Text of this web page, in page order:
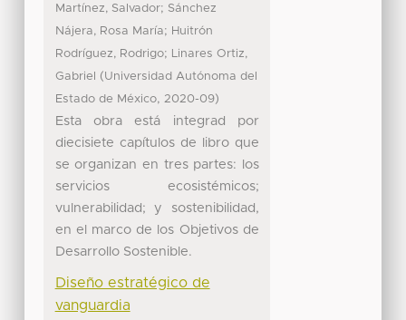
Martínez, Salvador; Sánchez
Nájera, Rosa María; Huitrón
Rodríguez, Rodrigo;
Linares Ortiz,
Gabriel
(Universidad Autónoma del
Estado de México, 2020-09)
Esta obra está integrad por
diecisiete capítulos de libro que
se organizan en tres partes: los
servicios ecosistémicos;
vulnerabilidad; y sostenibilidad,
en el marco de los Objetivos de
Desarrollo Sostenible.
Diseño estratégico de
vanguardia